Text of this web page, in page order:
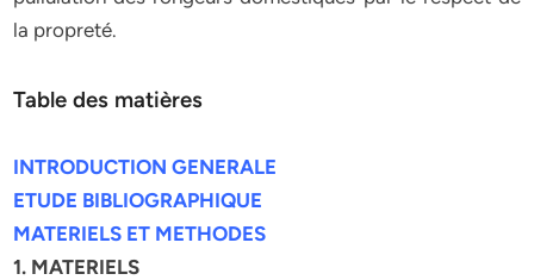
la propreté.
Table des matières
INTRODUCTION GENERALE
ETUDE BIBLIOGRAPHIQUE
MATERIELS ET METHODES
1. MATERIELS